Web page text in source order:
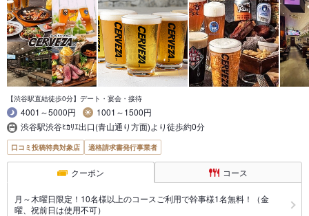
【渋谷駅直結徒歩0分】デート・宴会・接待
4001～5000円
1001～1500円
渋谷駅渋谷ﾋｶﾘｴ出口(青山通り方面)より徒歩約0分
口コミ投稿特典対象店 適格請求書発行事業者
クーポン コース
月～木曜日限定！10名様以上のコースご利用で幹事様1名無料！（金
曜、祝前日は使用不可）